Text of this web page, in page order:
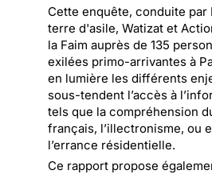
Cette enquête, conduite par
terre d'asile, Watizat et
la Faim auprès de 135
exilées primo-arrivantes à
en lumière les différents
sous-tendent l’accès à
tels que la compréhension
français, l’illectronisme, ou
l’errance résidentielle.
Ce rapport propose